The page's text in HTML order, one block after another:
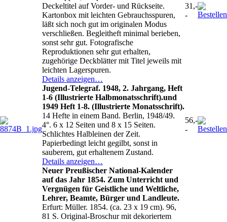
Deckeltitel auf Vorder- und Rückseite.
Kartonbox mit leichten Gebrauchsspuren,
läßt sich noch gut im originalen Modus
verschließen. Begleitheft minimal berieben,
sonst sehr gut. Fotografische
Reproduktionen sehr gut erhalten,
zugehörige Deckblätter mit Titel jeweils mit
leichten Lagerspuren.
Details anzeigen…
31,-
-
Jugend-Telegraf. 1948, 2. Jahrgang, Heft
1-6 (Illustrierte Halbmonatsschrift).und
1949 Heft 1-8. (Illustrierte Monatsschrift).
14 Hefte in einem Band. Berlin, 1948/49.
4°. 6 x 12 Seiten und 8 x 15 Seiten.
Schlichtes Halbleinen der Zeit.
Papierbedingt leicht gegilbt, sonst in
sauberem, gut erhaltenem Zustand.
Details anzeigen…
56,-
-
Neuer Preußischer National-Kalender
auf das Jahr 1854. Zum Unterricht und
Vergnügen für Geistliche und Weltliche,
Lehrer, Beamte, Bürger und Landleute.
Erfurt: Müller. 1854. (ca. 23 x 19 cm). 96,
81 S. Original-Broschur mit dekoriertem